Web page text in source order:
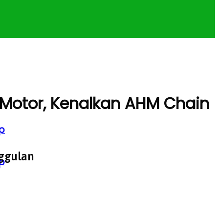
Kenalkan AHM Chain